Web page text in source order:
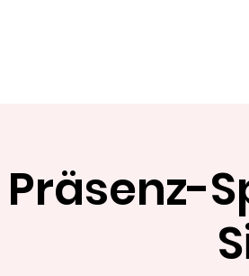
Präsenz-